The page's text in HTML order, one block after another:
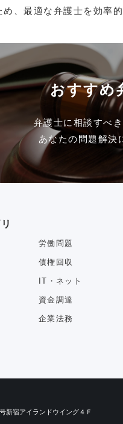
、最適な弁護士を効率
おすすめ
弁護士に相談すべ
あなたの問題解決
労働問題
債権回収
IT・ネット
資金調達
企業法務
新宿アイランドウイング４Ｆ